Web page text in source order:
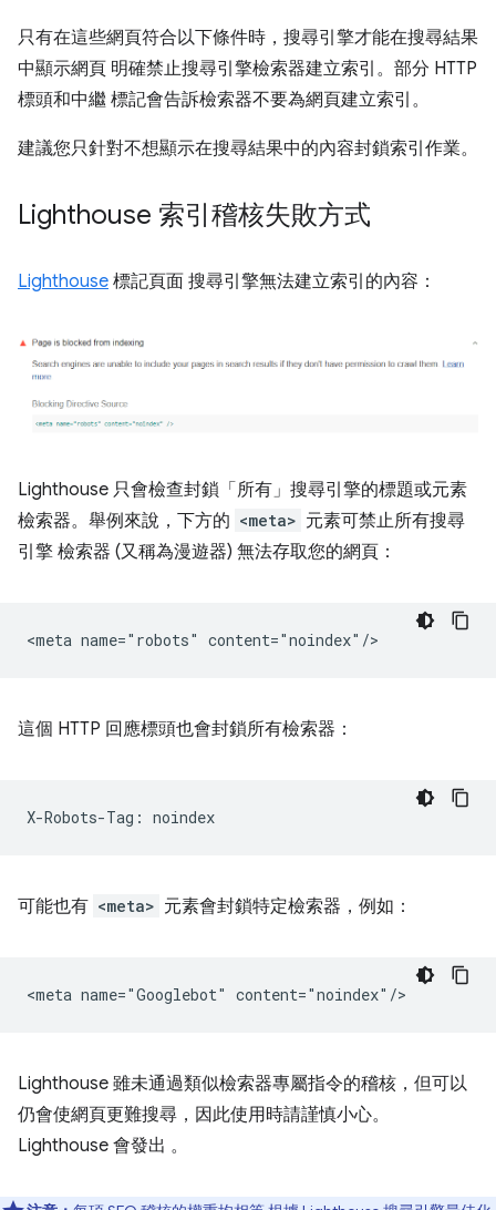
只有在這些網頁符合以下條件時，搜尋引擎才能在搜尋結果
中顯示網頁 明確禁止搜尋引擎檢索器建立索引。部分 HTTP
標頭和中繼 標記會告訴檢索器不要為網頁建立索引。
建議您只針對不想顯示在搜尋結果中的內容封鎖索引作業。
Lighthouse 索引稽核失敗方式
Lighthouse 標記頁面 搜尋引擎無法建立索引的內容：
Lighthouse 只會檢查封鎖「所有」 搜尋引擎的標題或元素
檢索器。舉例來說，下方的 <meta> 元素可禁止所有搜尋
引擎 檢索器 (又稱為漫遊器) 無法存取您的網頁：
這個 HTTP 回應標頭也會封鎖所有檢索器：
可能也有 <meta> 元素會封鎖特定檢索器，例如：
Lighthouse 雖未通過類似檢索器專屬指令的稽核，但可以
仍會使網頁更難搜尋，因此使用時請謹慎小心。
Lighthouse 會發出 。